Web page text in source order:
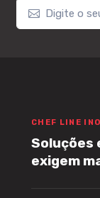
CHEF LINE
Soluções
exigem